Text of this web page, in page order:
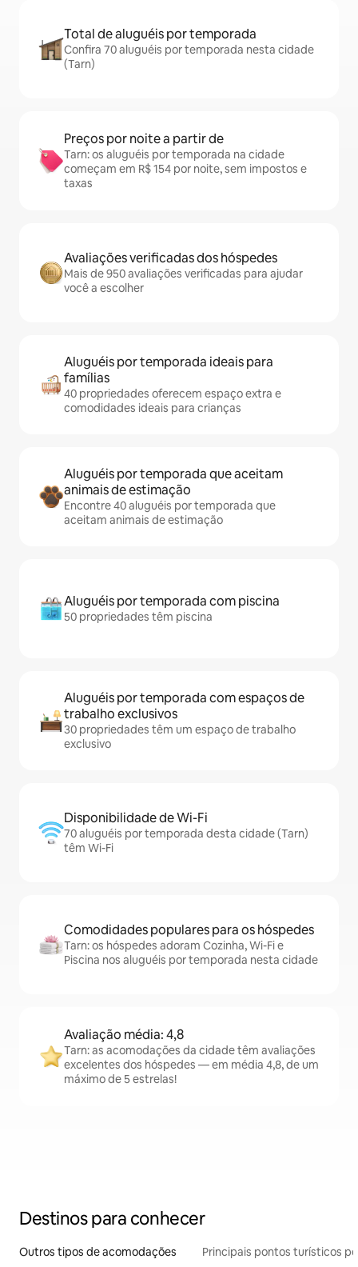
Total de aluguéis por temporada
Confira 70 aluguéis por temporada nesta cidade
(Tarn)
Preços por noite a partir de
Tarn: os aluguéis por temporada na cidade
começam em R$ 154 por noite, sem impostos e
taxas
Avaliações verificadas dos hóspedes
Mais de 950 avaliações verificadas para ajudar
você a escolher
Aluguéis por temporada ideais para
famílias
40 propriedades oferecem espaço extra e
comodidades ideais para crianças
Aluguéis por temporada que aceitam
animais de estimação
Encontre 40 aluguéis por temporada que
aceitam animais de estimação
Aluguéis por temporada com piscina
50 propriedades têm piscina
Aluguéis por temporada com espaços de
trabalho exclusivos
30 propriedades têm um espaço de trabalho
exclusivo
Disponibilidade de Wi-Fi
70 aluguéis por temporada desta cidade (Tarn)
têm Wi-Fi
Comodidades populares para os hóspedes
Tarn: os hóspedes adoram Cozinha, Wi-Fi e
Piscina nos aluguéis por temporada nesta cidade
Avaliação média: 4,8
Tarn: as acomodações da cidade têm avaliações
excelentes dos hóspedes — em média 4,8, de um
máximo de 5 estrelas!
Destinos para conhecer
Outros tipos de acomodações Principais pontos turísticos